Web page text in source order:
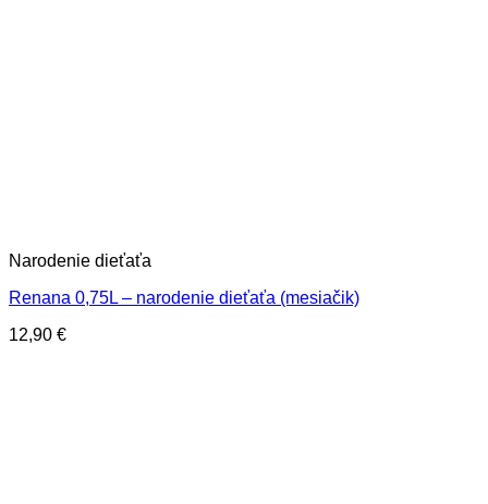
Narodenie dieťaťa
Renana 0,75L – narodenie dieťaťa (mesiačik)
12,90 €